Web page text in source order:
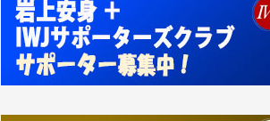
諸般の事情によりIWJ会費払えず今は非
です。市民側に立つ講演会にIWJのカメ
ンをよく拝見しております。コンテンツが
われるのはあまりにもったいない。少しで
お役立てください。（H.O.様）